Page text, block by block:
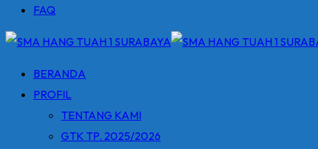
FAQ
BERANDA
PROFIL
TENTANG KAMI
GTK TP. 2025/2026